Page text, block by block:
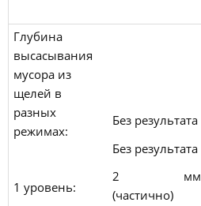
Глубина
высасывания
мусора из
щелей в
разных
режимах:
1 уровень:
Без результата
Без результата
2 мм
(частично)